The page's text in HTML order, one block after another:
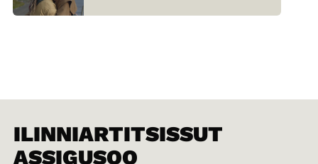
ILINNIARTITSISSUT
ASSIGUSOQ